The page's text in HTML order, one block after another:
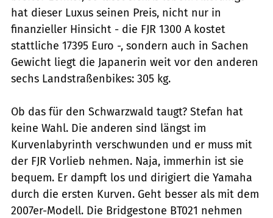
hat dieser Luxus seinen Preis, nicht nur in
finanzieller Hinsicht - die FJR 1300 A kostet
stattliche 17395 Euro -, sondern auch in Sachen
Gewicht liegt die Japanerin weit vor den anderen
sechs Landstraßenbikes: 305 kg.
Ob das für den Schwarzwald taugt? Stefan hat
keine Wahl. Die anderen sind längst im
Kurvenlabyrinth verschwunden und er muss mit
der FJR Vorlieb nehmen. Naja, immerhin ist sie
bequem. Er dampft los und dirigiert die Yamaha
durch die ersten Kurven. Geht besser als mit dem
2007er-Modell. Die Bridgestone BT021 nehmen